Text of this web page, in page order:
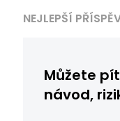
NEJLEPŠÍ
Můžete
návod,